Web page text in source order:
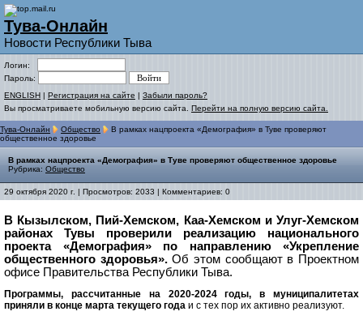
Тува-Онлайн
Новости Республики Тыва
Логин:
Пароль:
ENGLISH | Регистрация на сайте | Забыли пароль?
Вы просматриваете мобильную версию сайта. Перейти на полную версию сайта.
Тува-Онлайн Общество
В рамках нацпроекта «Демография» в Туве проверяют
общественное здоровье
В рамках нацпроекта «Демография» в Туве проверяют общественное здоровье
Рубрика: Общество
29 октября 2020 г. | Просмотров: 2033 | Комментариев: 0
В Кызылском, Пий-Хемском, Каа-Хемском и Улуг-Хемском
районах Тувы проверили реализацию национального
проекта «Демография» по направлению «Укрепление
общественного здоровья».Об этом сообщают в Проектном
офисе Правительства Республики Тыва.
Программы, рассчитанные на 2020-2024 годы, в муниципалитетах
приняли в конце марта текущего года и с тех пор их активно реализуют.